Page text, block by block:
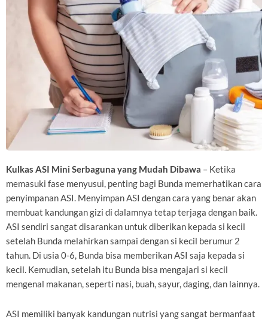
Kulkas ASI Mini Serbaguna yang Mudah Dibawa – Ketika
memasuki fase menyusui, penting bagi Bunda memerhatikan cara
penyimpanan ASI. Menyimpan ASI dengan cara yang benar akan
membuat kandungan gizi di dalamnya tetap terjaga dengan baik.
ASI sendiri sangat disarankan untuk diberikan kepada si kecil
setelah Bunda melahirkan sampai dengan si kecil berumur 2
tahun. Di usia 0-6, Bunda bisa memberikan ASI saja kepada si
kecil. Kemudian, setelah itu Bunda bisa mengajari si kecil
mengenal makanan, seperti nasi, buah, sayur, daging, dan lainnya.
ASI memiliki banyak kandungan nutrisi yang sangat bermanfaat